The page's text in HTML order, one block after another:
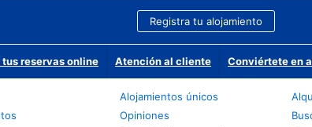
Registra tu alojamiento
tus reservas online Atención al cliente Conviértete en
Alojamientos únicos
Opiniones